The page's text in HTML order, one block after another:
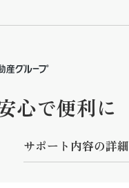
心で便利に
サポー ト 内容の詳細